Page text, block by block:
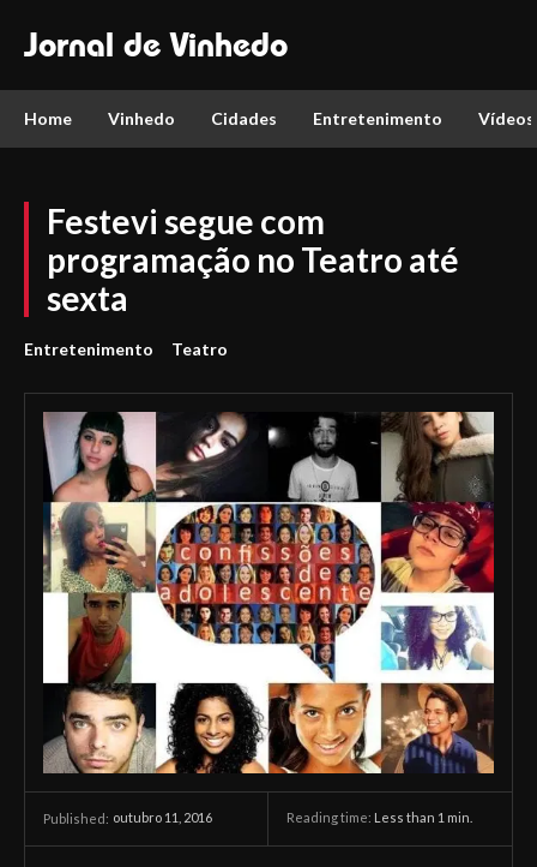
Jornal de Vinhedo
Home Vinhedo Cidades Entretenimento Vídeos
Festevi segue com
programação no Teatro até
sexta
Entretenimento Teatro
Published: outubro 11, 2016 Reading time: Less than 1 min.